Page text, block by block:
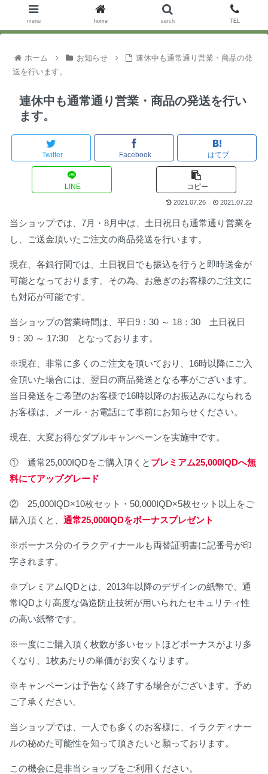
ホーム お知らせ
連休中も通常通り営業・商品の発
送を行います。
連休中も通常通り営業・商品の発送を行い
ます。
Twitter Facebook はてブ
LINE コピー
2021.07.26 2021.07.22
当ショップでは、7月・8月中は、土日祝日も通常通り営業を
し、ご送金頂いたご注文の商品発送を行います。
現在、各銀行間では、土日祝日でも振込を行うと即時送金が
可能となっております。その為、お急ぎのお客様のご注文に
も対応が可能です。
当ショップの営業時間は、平日9：30 ～ 18：30 土日祝日
9：30 ～ 17:30 となっております。
※現在、非常に多くのご注文を頂いており、16時以降にご入
金頂いた場合には、翌日の商品発送となる事がございます。
当日発送をご希望のお客様で16時以降のお振込みになられる
お客様は、メール・お電話にて事前にお知らせください。
現在、大変お得なダブルキャンペーンを実施中です。
① 通常25,000IQDをご購入頂くと プレミアム25,000IQDへ無
料にてアップグレード
② 25,000IQD×10枚セット・50,000IQD×5枚セット以上をご
購入頂くと、 通常25,000IQDをボーナスプレゼント
※ボーナス分のイラクディナールも両替証明書に記番号が印
字されます。
※プレミアムIQDとは、2013年以降のデザインの紙幣で、通
常IQDより高度な偽造防止技術が用いられたセキュリティ性
の高い紙幣です。
※一度にご購入頂く枚数が多いセットほどボーナスがより多
くなり、1枚あたりの単価がお安くなります。
※キャンペーンは予告なく終了する場合がございます。予め
ご了承ください。
当ショップでは、一人でも多くのお客様に、イラクディナー
ルの秘めた可能性を知って頂きたいと願っております。
この機会に是非当ショップをご利用ください。
menu home serch TEL